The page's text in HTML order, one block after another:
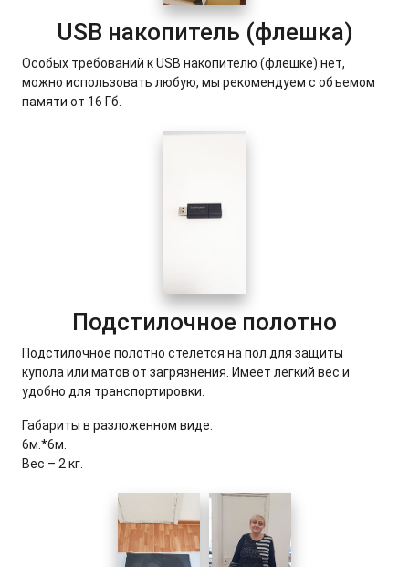
USB накопитель (флешка)
Особых требований к USB накопителю (флешке) нет,
можно использовать любую, мы рекомендуем с объемом
памяти от 16 Гб.
Подстилочное полотно
Подстилочное полотно стелется на пол для защиты
купола или матов от загрязнения. Имеет легкий вес и
удобно для транспортировки.
Габариты в разложенном виде:
6м.*6м.
Вес – 2 кг.